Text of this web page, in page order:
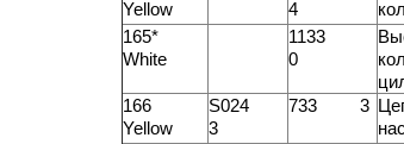
Yellow
4
165*
White
1133
0
166
Yellow
S024
3
733 3